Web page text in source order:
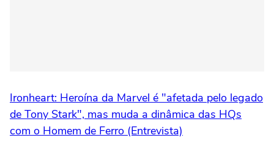
Ironheart: Heroína da Marvel é "afetada pelo legado
de Tony Stark", mas muda a dinâmica das HQs
com o Homem de Ferro (Entrevista)